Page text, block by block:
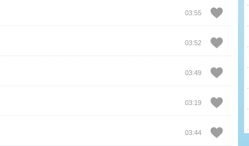
03:55
03:52
03:49
03:19
03:44